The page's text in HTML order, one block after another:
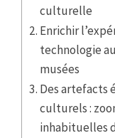
culturelle
Enrichir
technologie
musées
Des artefacts
culturels :
inhabituelles